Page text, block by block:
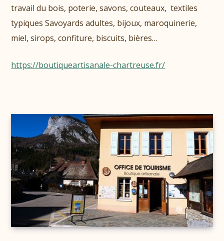
travail du bois, poterie, savons, couteaux, textiles
typiques Savoyards adultes, bijoux, maroquinerie,
miel, sirops, confiture, biscuits, bières…
https://boutiqueartisanale-chartreuse.fr/